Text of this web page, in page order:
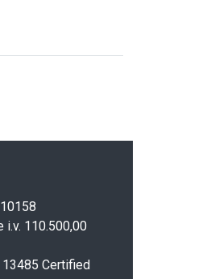
i.v. 110.500,00
13485 Certified